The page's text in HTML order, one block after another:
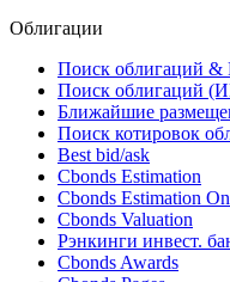
Облигации
Поиск облигаций &
Поиск облигаций
Ближайшие
Поиск котировок
Best bid/ask
Cbonds Estimation
Cbonds Estimation
Cbonds Valuation
Рэнкинги инвест.
Cbonds Awards